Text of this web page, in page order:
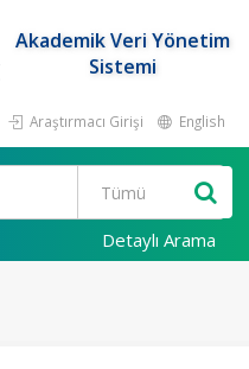
Akademik Veri Yönetim
Sistemi
Araştırmacı Girişi English
Detaylı Arama